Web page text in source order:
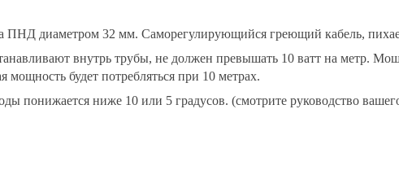
ПНД диаметром 32 мм. Саморегулирующийся греющий кабель,
внутрь трубы, не должен превышать 10 ватт на метр.
мощность будет потребляться при 10 метрах.
понижается ниже 10 или 5 градусов. (смотрите руководство